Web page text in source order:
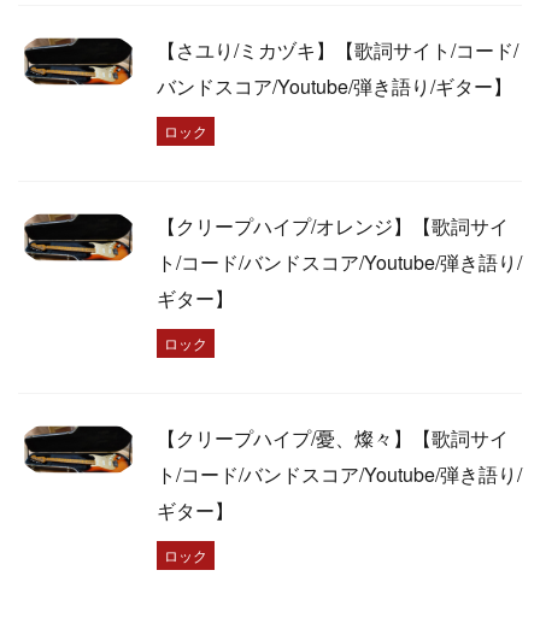
【さユり/ミカヅキ】【歌詞サイト/コード/
バンドスコア/Youtube/弾き語り/ギター】
ロック
【クリープハイプ/オレンジ】【歌詞サイ
ト/コード/バンドスコア/Youtube/弾き語り/
ギター】
ロック
【クリープハイプ/憂、燦々】【歌詞サイ
ト/コード/バンドスコア/Youtube/弾き語り/
ギター】
ロック